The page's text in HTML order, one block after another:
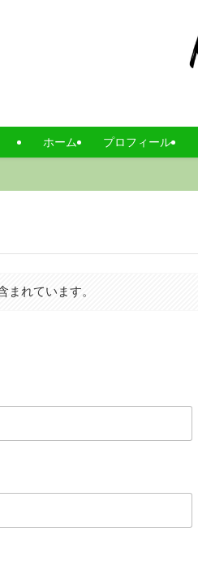
ホーム プロフィール
まれています。